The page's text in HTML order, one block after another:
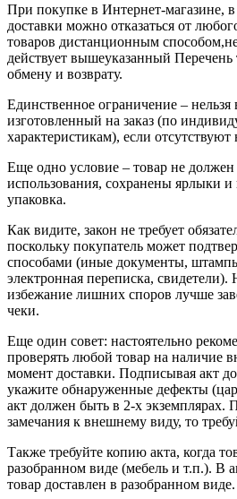
При покупке в Интернет-магазине,
доставки можно отказаться от
товаров дистанционным
действует вышеуказанный
обмену и возврату.
Единственное ограничение – нельзя
изготовленный на заказ (по
характеристикам), если отсутствуют
Еще одно условие – товар не должен
использования, сохранены ярлыки
упаковка.
Как видите, закон не требует
поскольку покупатель может
способами (иные документы,
электронная переписка, свидетели).
избежание лишних споров лучше
чеки.
Еще один совет: настоятельно
проверять любой товар на наличие
момент доставки. Подписывая акт
укажите обнаруженные дефекты
акт должен быть в 2-х экземплярах.
замечания к внешнему виду, то
Также требуйте копию акта, когда
разобранном виде (мебель и т.п.). В
товар доставлен в разобранном виде.